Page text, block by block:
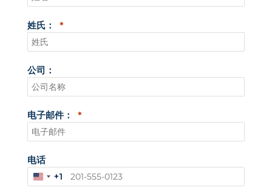
姓氏：
公司：
电子邮件：
电话
美
+1